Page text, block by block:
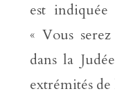
est
« Vous
dans la
extrémités de